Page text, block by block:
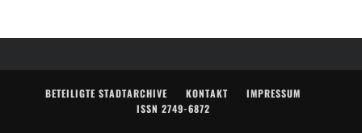
BETEILIGTE STADTARCHIVE KONTAKT
IMPRESSUM
ISSN 2749-6872